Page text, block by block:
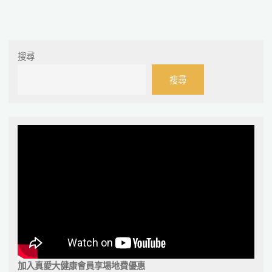
搜尋
搜尋
加入真愛大健康會員享場地費優惠